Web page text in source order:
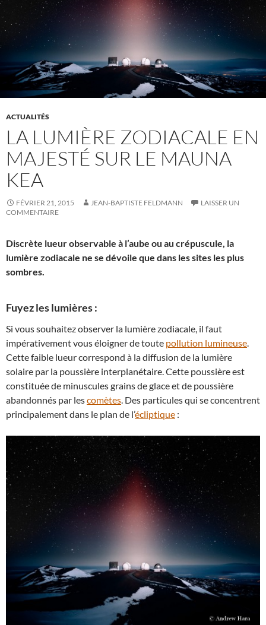
ACTUALITÉS
LA LUMIÈRE ZODIACALE EN
MAJESTÉ SUR LE MAUNA
KEA
FÉVRIER 21, 2015 JEAN-BAPTISTE FELDMANN
LAISSER UN
COMMENTAIRE
Discrète lueur observable à l’aube ou au crépuscule, la
lumière zodiacale ne se dévoile que dans les sites les plus
sombres.
Fuyez les lumières :
Si vous souhaitez observer la lumière zodiacale, il faut
impérativement vous éloigner de toute pollution lumineuse.
Cette faible lueur correspond à la diffusion de la lumière
solaire par la poussière interplanétaire. Cette poussière est
constituée de minuscules grains de glace et de poussière
abandonnés par lescomètes. Des particules qui se concentrent
principalement dans le plan de l’écliptique :